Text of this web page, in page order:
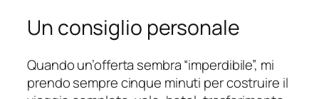
Un consiglio personale
Quando un’offerta sembra “imperdibile”, mi
prendo sempre cinque minuti per costruire il